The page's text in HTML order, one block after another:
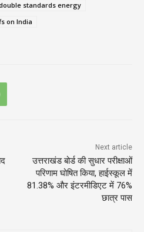
standards energy
on India
Next article
उत्तराखंड बोर्ड की सुधार परीक्षाओं
परिणाम घोषित किया, हाईस्कूल में
81.38% और इंटरमीडिएट में 76%
छात्र पास